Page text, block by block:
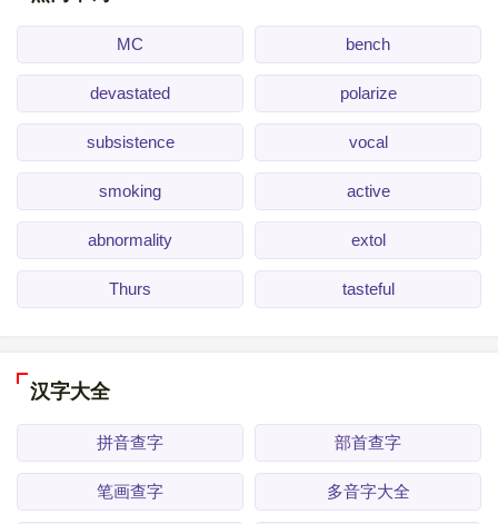
MC bench
devastated polarize
subsistence vocal
smoking active
abnormality extol
Thurs tasteful
汉字大全
拼音查字 部首查字
笔画查字 多音字大全